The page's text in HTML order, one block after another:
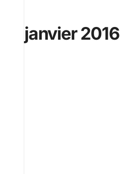
janvier 2016